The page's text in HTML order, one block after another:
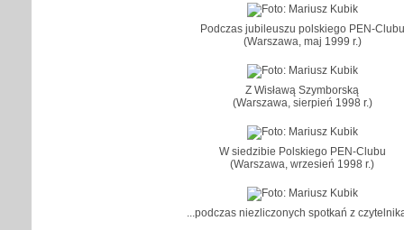
Podczas jubileuszu polskiego PEN-Clubu
(Warszawa, maj 1999 r.)
Z Wisławą Szymborską
(Warszawa, sierpień 1998 r.)
W siedzibie Polskiego PEN-Clubu
(Warszawa, wrzesień 1998 r.)
...podczas niezliczonych spotkań z